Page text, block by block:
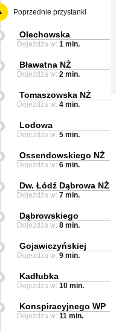
Poprzednie przystanki
Olechowska
Dojeżdża w: 1 min.
Bławatna NŻ
Dojeżdża w: 2 min.
Tomaszowska NŻ
Dojeżdża w: 4 min.
Lodowa
Dojeżdża w: 5 min.
Ossendowskiego NŻ
Dojeżdża w: 6 min.
Dw. Łódź Dąbrowa NŻ
Dojeżdża w: 7 min.
Dąbrowskiego
Dojeżdża w: 8 min.
Gojawiczyńskiej
Dojeżdża w: 9 min.
Kadłubka
Dojeżdża w: 10 min.
Konspiracyjnego WP
Dojeżdża w: 11 min.